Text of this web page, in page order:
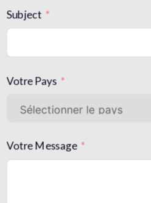
Subject
Votre Pays
Votre Message